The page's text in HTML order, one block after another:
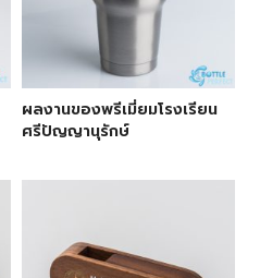
ผลงานของพรีเมี่ยมโรงเรียน
ศรีปัญญานุรักษ์